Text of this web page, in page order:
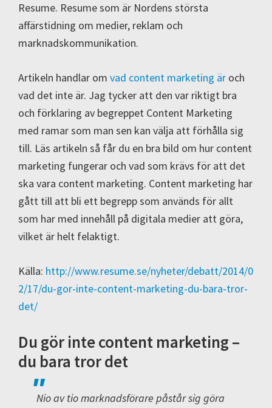
Resume. Resume som är Nordens största
affärstidning om medier, reklam och
marknadskommunikation.
Artikeln handlar om vad content marketing är och
vad det inte är. Jag tycker att den var riktigt bra
och förklaring av begreppet Content Marketing
med ramar som man sen kan välja att förhålla sig
till. Läs artikeln så får du en bra bild om hur content
marketing fungerar och vad som krävs för att det
ska vara content marketing. Content marketing har
gått till att bli ett begrepp som används för allt
som har med innehåll på digitala medier att göra,
vilket är helt felaktigt.
Källa: http://www.resume.se/nyheter/debatt/2014/0
2/17/du-gor-inte-content-marketing-du-bara-tror-
det/
Du gör inte content marketing –
du bara tror det
Nio av tio marknadsförare påstår sig göra